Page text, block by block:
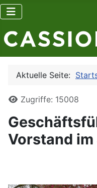
Aktuelle Seite:
DetailsZugriffe: 15008
Vorstand